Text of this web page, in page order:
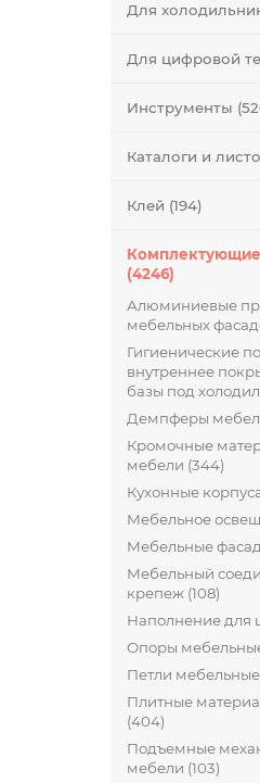
Для
Для цифровой
Инструменты
Каталоги и
Клей (194)
(4246)
Алюминиевые
мебельных
Гигиенические
внутреннее
базы под
Демпферы
Кромочные
мебели (344)
Кухонные
Мебельное
Мебельные
Мебельный
крепеж (108)
Наполнение для
Опоры
Петли мебельные
Плитные
(404)
Подъемные
мебели (103)